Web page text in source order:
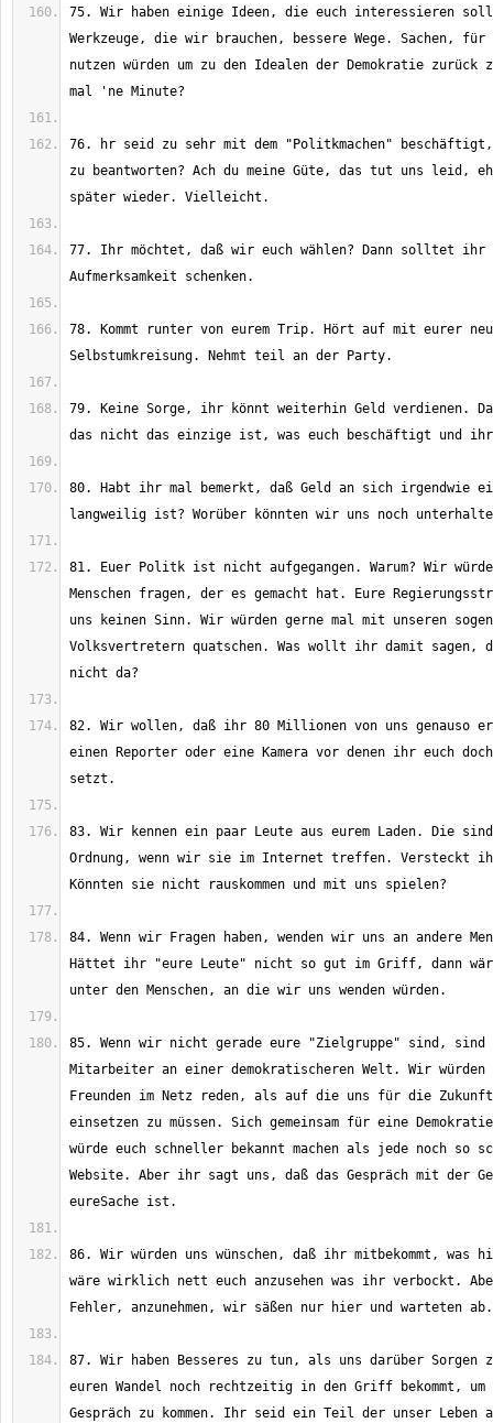
75. Wir haben einige Ideen, die euch interessieren
Werkzeuge, die wir brauchen, bessere Wege. Sachen,
nutzen würden um zu den Idealen der Demokratie
76. hr seid zu sehr mit dem "Politkmachen" beschäftigt,
zu beantworten? Ach du meine Güte, das tut uns leid,
77. Ihr möchtet, daß wir euch wählen? Dann solltet ihr
78. Kommt runter von eurem Trip. Hört auf mit eurer
79. Keine Sorge, ihr könnt weiterhin Geld verdienen.
80. Habt ihr mal bemerkt, daß Geld an sich irgendwie
81. Euer Politk ist nicht aufgegangen. Warum? Wir
Menschen fragen, der es gemacht hat. Eure
uns keinen Sinn. Wir würden gerne mal mit unseren
Volksvertretern quatschen. Was wollt ihr damit sagen,
82. Wir wollen, daß ihr 80 Millionen von uns genauso
einen Reporter oder eine Kamera vor denen ihr euch
83. Wir kennen ein paar Leute aus eurem Laden. Die
Ordnung, wenn wir sie im Internet treffen. Versteckt ihr
84. Wenn wir Fragen haben, wenden wir uns an andere
Hättet ihr "eure Leute" nicht so gut im Griff, dann
85. Wenn wir nicht gerade eure "Zielgruppe" sind, sind
Mitarbeiter an einer demokratischeren Welt. Wir
Freunden im Netz reden, als auf die uns für die Zukunft
einsetzen zu müssen. Sich gemeinsam für eine
würde euch schneller bekannt machen als jede noch so
Website. Aber ihr sagt uns, daß das Gespräch mit der
86. Wir würden uns wünschen, daß ihr mitbekommt, was
wäre wirklich nett euch anzusehen was ihr verbockt.
87. Wir haben Besseres zu tun, als uns darüber Sorgen
euren Wandel noch rechtzeitig in den Griff bekommt,
Gespräch zu kommen. Ihr seid ein Teil der unser Leben